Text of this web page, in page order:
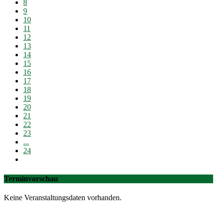
8
9
10
11
12
13
14
15
16
17
18
19
20
21
22
23
...
24
Terminvorschau
Keine Veranstaltungsdaten vorhanden.